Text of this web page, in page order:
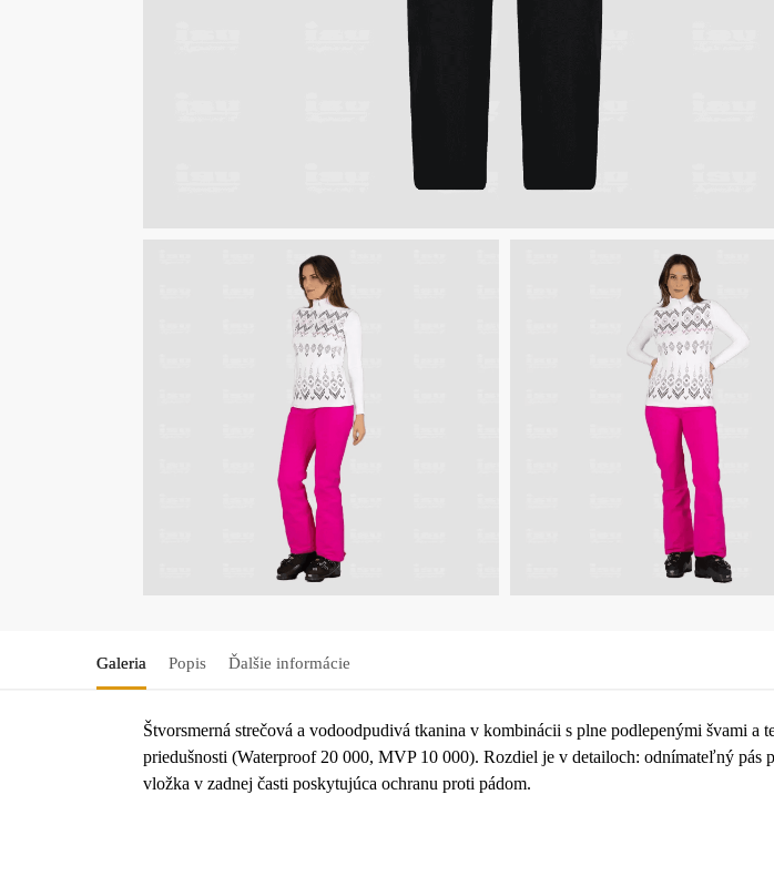
Galeria Popis Ďalšie informácie
Štvorsmerná strečová a vodoodpudivá tkanina v kombinácii s plne podlepenými švami
priedušnosti (Waterproof 20 000, MVP 10 000). Rozdiel je v detailoch: odnímateľný pás
vložka v zadnej časti poskytujúca ochranu proti pádom.